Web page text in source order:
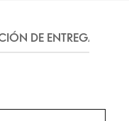
DE ENTREGA